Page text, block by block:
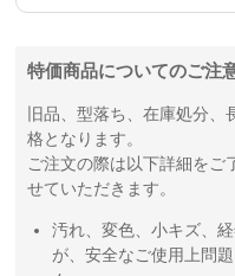
特価商品についてのご注
旧品、型落ち、在庫処分、
格となります。
ご注文の際は以下詳細をご
せていただきます。
汚れ、変色、小キズ、
が、安全なご使用上問